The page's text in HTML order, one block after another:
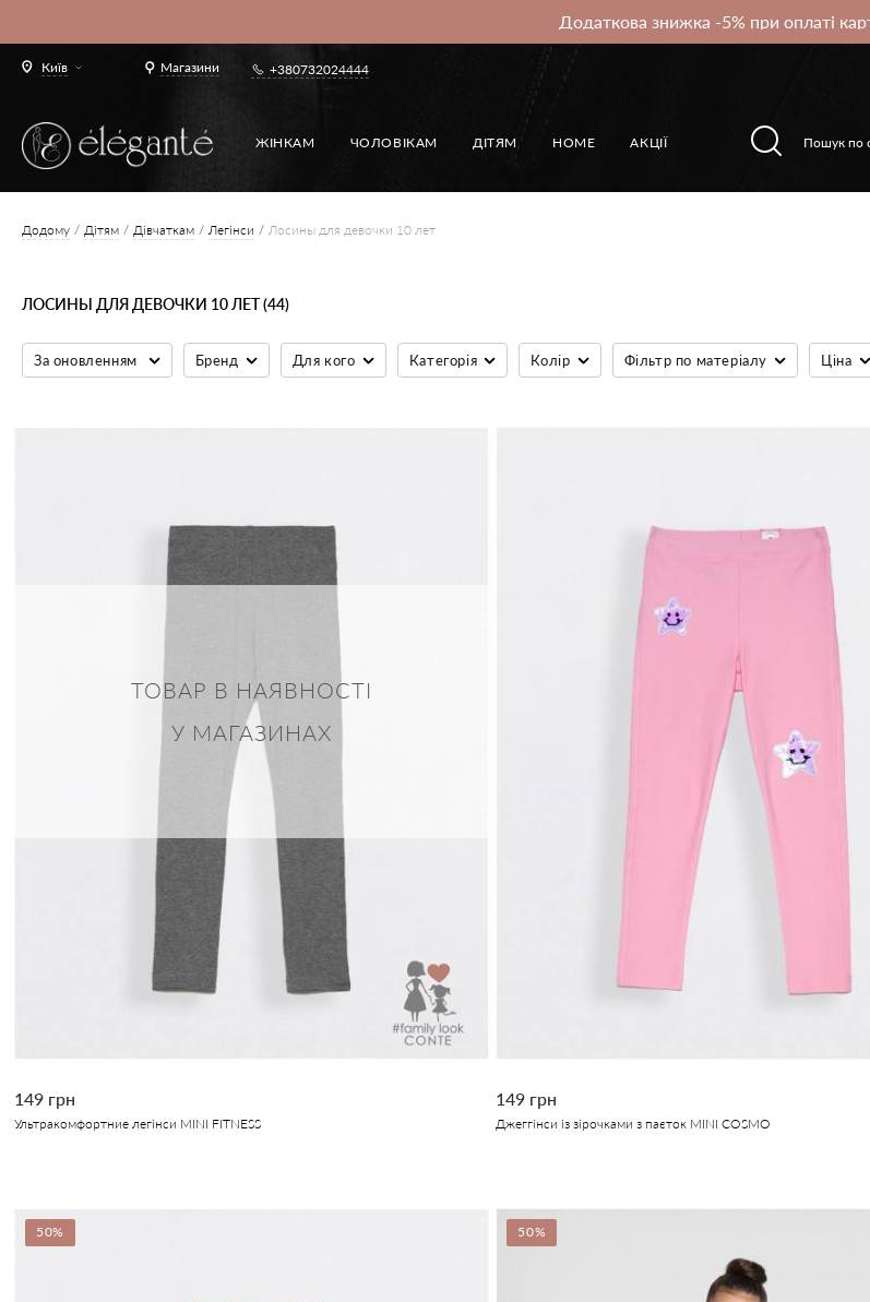
Додаткова знижка -5% при оплаті
Київ Магазини +380732024444
ЖІНКАМ ЧОЛОВІКАМ ДІТЯМ HOME АКЦІЇ
Додому Дітям Дівчаткам Легінси Лосины для девочки 10 лет
ЛОСИНЫ ДЛЯ ДЕВОЧКИ 10 ЛЕТ (44)
За оновленням Бренд Для кого Категорія Колір Фільтр по матеріалу Ціна
ТОВАР В НАЯВНОСТІ
У МАГАЗИНАХ
149 грн
Ультракомфортние легінси MINI FITNESS
149 грн
Джеггінси із зірочками з паєток MINI COSMO
50% 50%